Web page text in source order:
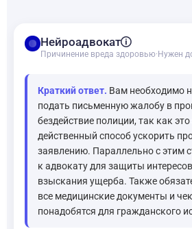
balanceНейроадвокат
Причинение вреда здоровью· Нужен
Краткий ответ. Вам необходимо
подать письменную жалобу в
бездействие полиции, так как
действенный способ ускорить
заявлению. Параллельно с этим
к адвокату для защиты
взыскания ущерба. Также
все медицинские документы и
понадобятся для гражданского